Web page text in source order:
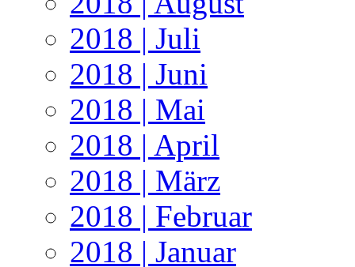
2018 | Juli
2018 | Juni
2018 | Mai
2018 | April
2018 | März
2018 | Februar
2018 | Januar